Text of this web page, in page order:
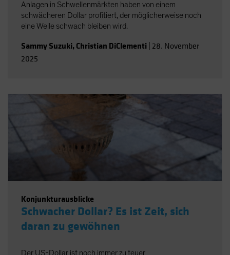
Anlagen in Schwellenmärkten haben von einem
schwächeren Dollar profitiert, der möglicherweise noch
eine Weile schwach bleiben wird.
Sammy Suzuki, Christian DiClementi 28. November
2025
Konjunkturausblicke
Schwacher Dollar? Es ist Zeit, sich
daran zu gewöhnen
Der US-Dollar ist noch immer zu teuer